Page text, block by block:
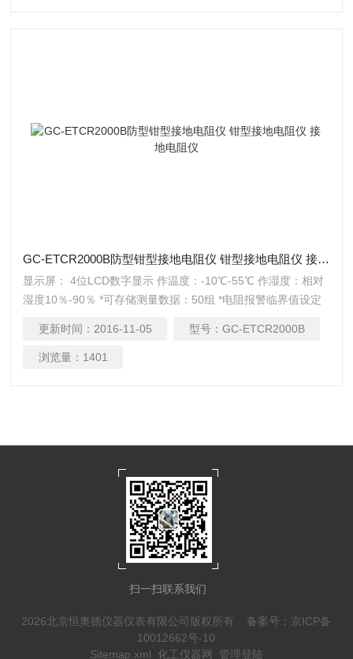
GC-ETCR2000B防型钳型接地电阻仪 钳型接地电阻仪 接地电阻仪
显示屏： 4位LCD数字显示 作温度：-10℃-55℃ 作湿度：相对
湿度10％-90％ *可存储测量数据：50组 *电阻报警临界值设定
更新时间： 2016-11-05 型号： GC-ETCR2000B
浏览量： 1401
扫一扫联系我们
2026北京恒奥德仪器仪表有限公司版权所有 备案号：京ICP备
10012662号-10
Sitemap.xml 化工仪器网 管理登陆